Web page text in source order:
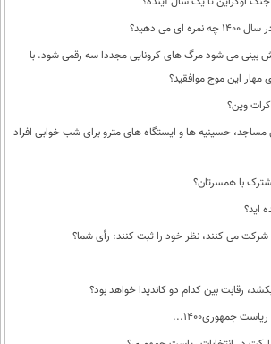
می دهید؟
بینی می شود مرگ های کرونایی مجددا سه رقمی شود. با
مهار این موج موافقید؟
وین؟
حسینیه ها و ایستگاه های مترو برای شب خوابی افراد
با همسرتان؟
اید؟
شرکت می کنند، نظر خود را ثبت کنند: رأی شما؟
رقابت بین کدام دو کاندیدا خواهد بود؟
جمهوری1400...